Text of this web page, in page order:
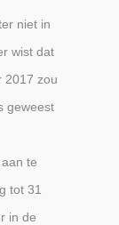
niet in
wist dat
2017 zou
geweest
te
tot 31
in de